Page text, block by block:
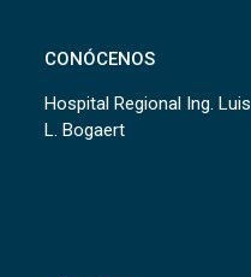
CONÓCENOS
Hospital Regional Ing. Luis
L. Bogaert